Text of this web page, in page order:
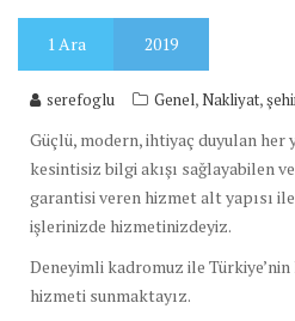
1Ara 2019
serefoglu Genel,Nakliyat,
Güçlü, modern, ihtiyaç duyulan her
kesintisiz bilgi akışı sağlayabilen
garantisi veren hizmet alt yapısı
işlerinizde hizmetinizdeyiz.
Deneyimli kadromuz ile
hizmeti sunmaktayız.